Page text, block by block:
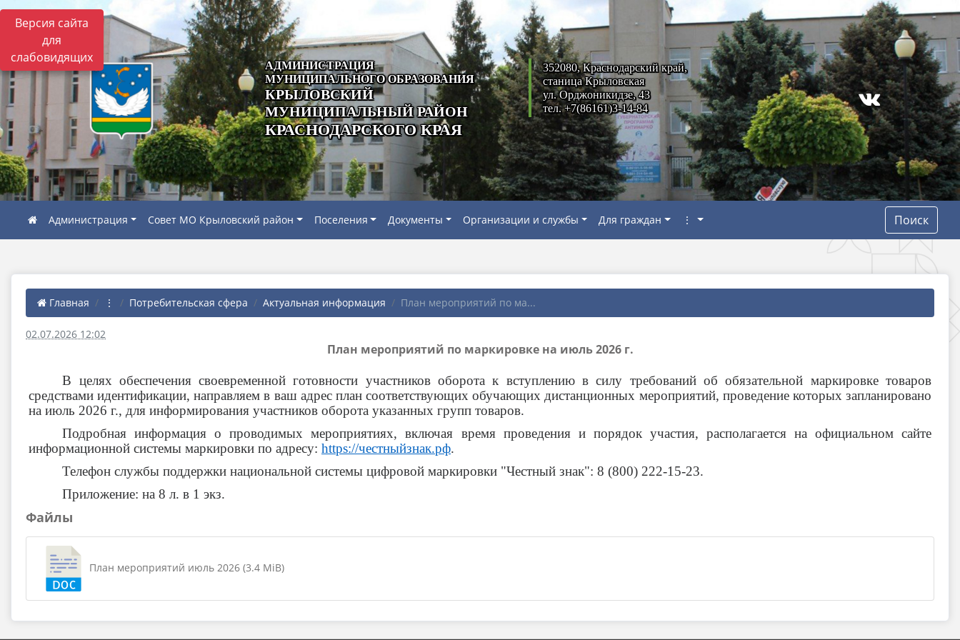
Версия сайта
для
слабовидящих
АДМИНИСТРАЦИЯ
МУНИЦИПАЛЬНОГО ОБРАЗОВАНИЯ
КРЫЛОВСКИЙ
МУНИЦИПАЛЬНЫЙ РАЙОН
КРАСНОДАРСКОГО КРАЯ
352080, Краснодарский край,
станица Крыловская
ул. Орджоникидзе, 43
тел. +7(86161)3-14-84
Администрация Совет МО Крыловский район Поселения Документы Организации и службы Для граждан ⋮ Поиск
Главная ⋮ Потребительская сфера Актуальная информация План мероприятий по ма...
02.07.2026 12:02
План мероприятий по маркировке на июль 2026 г.
В целях обеспечения своевременной готовности участников оборота к вступлению в силу требований об обязательной маркировке товаров
средствами идентификации, направляем в ваш адрес план соответствующих обучающих дистанционных мероприятий, проведение которых запланировано
на июль 2026 г., для информирования участников оборота указанных групп товаров.
Подробная информация о проводимых мероприятиях, включая время проведения и порядок участия, располагается на официальном сайте
информационной системы маркировки по адресу: https://честныйзнак.рф.
Телефон службы поддержки национальной системы цифровой маркировки "Честный знак": 8 (800) 222-15-23.
Приложение: на 8 л. в 1 экз.
Файлы
План мероприятий июль 2026 (3.4 MiB)